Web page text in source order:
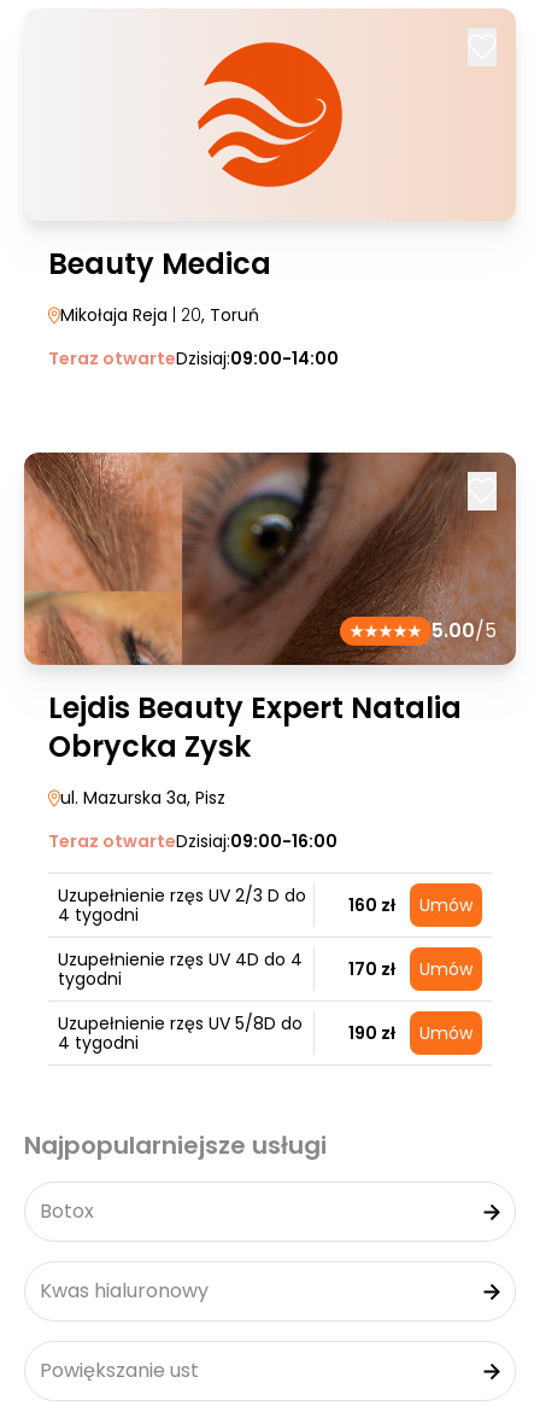
Beauty Medica
Mikołaja Reja | 20, Toruń
Teraz otwarteDzisiaj:09:00-14:00
5.00/5
Lejdis Beauty Expert Natalia
Obrycka Zysk
ul. Mazurska 3a, Pisz
Teraz otwarteDzisiaj:09:00-16:00
Uzupełnienie rzęs UV 2/3 D do
4 tygodni
160 zł Umów
Uzupełnienie rzęs UV 4D do 4
tygodni
170 zł Umów
Uzupełnienie rzęs UV 5/8D do
4 tygodni
190 zł Umów
Najpopularniejsze usługi
Botox
Kwas hialuronowy
Powiększanie ust